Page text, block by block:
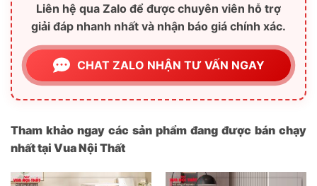
Liên hệ qua Zalo để được chuyên viên hỗ trợ
giải đáp nhanh nhất và nhận báo giá chính xác.
CHAT ZALO NHẬN TƯ VẤN NGAY
Tham khảo ngay các sản phẩm đang được bán chạy
nhất tại Vua Nội Thất